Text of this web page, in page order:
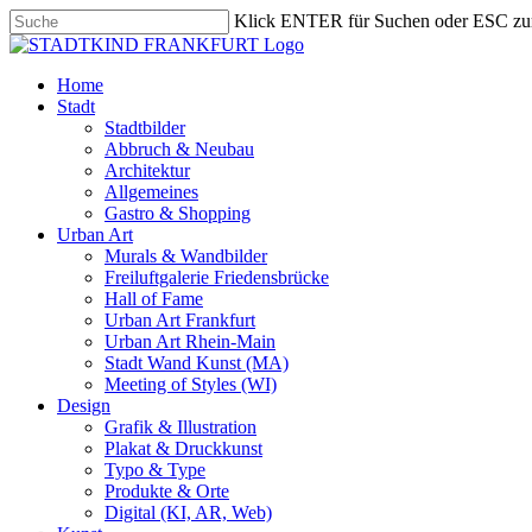
Skip
to
content
Klick ENTER für Suchen oder ESC
Close
search
Menu
Home
Stadt
Stadtbilder
Abbruch & Neubau
Architektur
Allgemeines
Gastro & Shopping
Urban Art
Murals & Wandbilder
Freiluftgalerie Friedensbrücke
Hall of Fame
Urban Art Frankfurt
Urban Art Rhein-Main
Stadt Wand Kunst (MA)
Meeting of Styles (WI)
Design
Grafik & Illustration
Plakat & Druckkunst
Typo & Type
Produkte & Orte
Digital (KI, AR, Web)